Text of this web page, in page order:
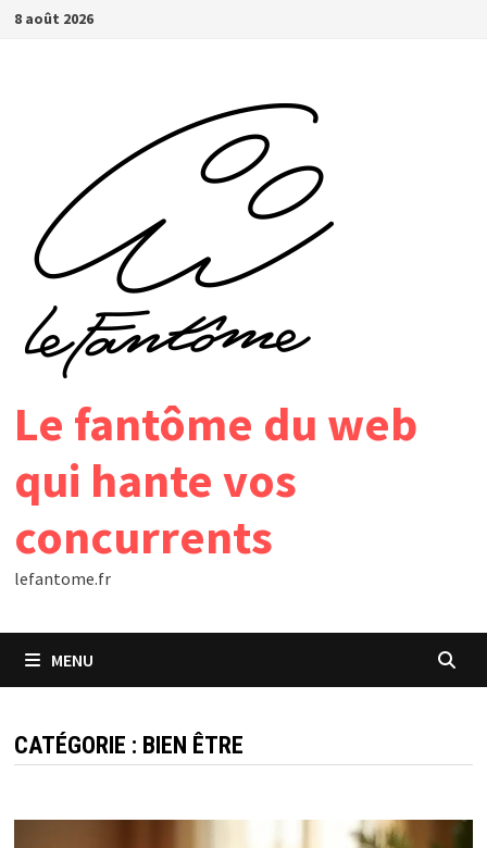
Passer
8 août 2026
Le fantôme du web
qui hante vos
concurrents
lefantome.fr
MENU
CATÉGORIE : BIEN ÊTRE